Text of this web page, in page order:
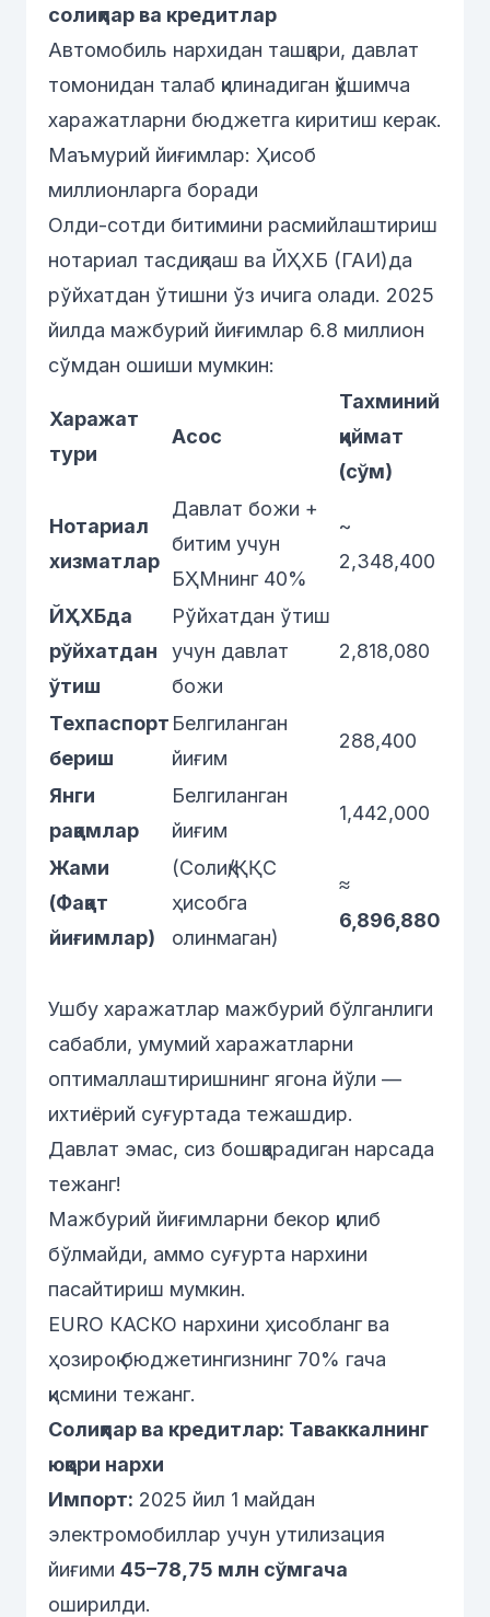
солиқлар ва кредитлар
Автомобиль нархидан ташқари, давлат
томонидан талаб қилинадиган қўшимча
харажатларни бюджетга киритиш керак.
Маъмурий йиғимлар: Ҳисоб
миллионларга боради
Олди-сотди битимини расмийлаштириш
нотариал тасдиқлаш ва ЙҲХБ (ГАИ)да
рўйхатдан ўтишни ўз ичига олади. 2025
йилда мажбурий йиғимлар 6.8 миллион
сўмдан ошиши мумкин:
Харажат
тури
Асос
Тахминий
қиймат
(сўм)
Нотариал
хизматлар
Давлат божи +
битим учун
БҲМнинг 40%
~
2,348,400
ЙҲХБда
рўйхатдан
ўтиш
Рўйхатдан ўтиш
учун давлат
божи
2,818,080
Техпаспорт
бериш
Белгиланган
йиғим
288,400
Янги
рақамлар
Белгиланган
йиғим
1,442,000
Жами
(Фақат
йиғимлар)
(Солиқ/ҚҚС
ҳисобга
олинмаган)
≈
6,896,880
Ушбу харажатлар мажбурий бўлганлиги
сабабли, умумий харажатларни
оптималлаштиришнинг ягона йўли —
ихтиёрий суғуртада тежашдир.
Давлат эмас, сиз бошқарадиган нарсада
тежанг!
Мажбурий йиғимларни бекор қилиб
бўлмайди, аммо суғурта нархини
пасайтириш мумкин.
EURO КАСКО нархини ҳисобланг ва
ҳозироқ бюджетингизнинг 70% гача
қисмини тежанг.
Солиқлар ва кредитлар: Таваккалнинг
юқори нархи
Импорт: 2025 йил 1 майдан
электромобиллар учун утилизация
йиғими 45–78,75 млн сўмгача
оширилди.